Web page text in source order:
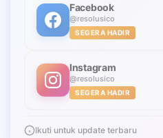
Facebook
@resolusico
SEGERA HADIR
Instagram
@resolusico
SEGERA HADIR
Ikuti untuk update terbaru